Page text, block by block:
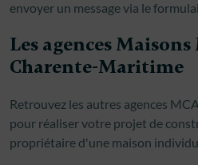
envoyer un message via le
Les agences Maisons
Charente-Maritime
Retrouvez les autres agences
pour réaliser votre projet de
propriétaire d'une maison